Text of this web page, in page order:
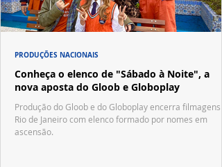
Conheça o elenco de "Sábado à Noite", a
nova aposta do Gloob e Globoplay
Produção do Gloob e do Globoplay encerra filmagens
Rio de Janeiro com elenco formado por nomes em
ascensão.
PRODUÇÕES NACIONAIS